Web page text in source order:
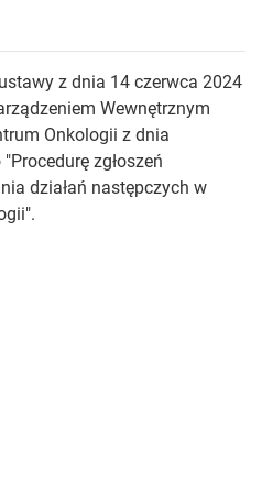
z dnia 14 czerwca 2024
Wewnętrznym
Onkologii z dnia
zgłoszeń
działań następczych w